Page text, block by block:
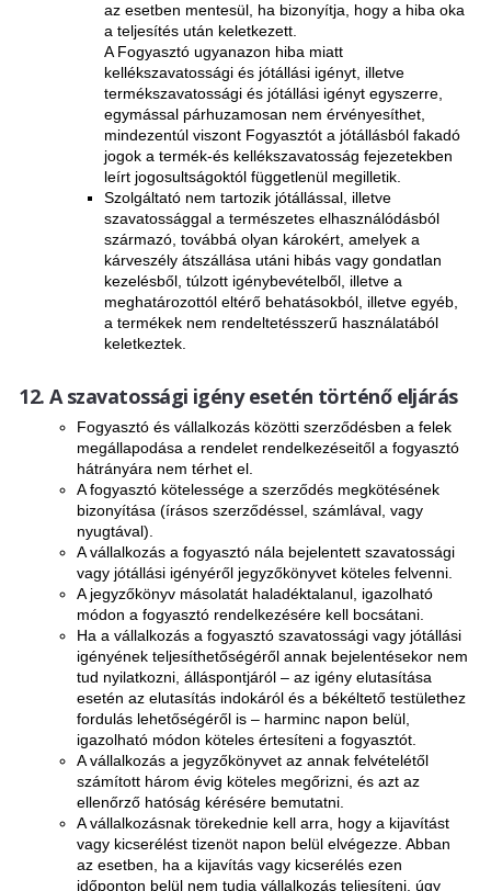
az esetben mentesül, ha bizonyítja, hogy a hiba oka
a teljesítés után keletkezett.
A Fogyasztó ugyanazon hiba miatt
kellékszavatossági és jótállási igényt, illetve
termékszavatossági és jótállási igényt egyszerre,
egymással párhuzamosan nem érvényesíthet,
mindezentúl viszont Fogyasztót a jótállásból fakadó
jogok a termék-és kellékszavatosság fejezetekben
leírt jogosultságoktól függetlenül megilletik.
Szolgáltató nem tartozik jótállással, illetve
szavatossággal a természetes elhasználódásból
származó, továbbá olyan károkért, amelyek a
kárveszély átszállása utáni hibás vagy gondatlan
kezelésből, túlzott igénybevételből, illetve a
meghatározottól eltérő behatásokból, illetve egyéb,
a termékek nem rendeltetésszerű használatából
keletkeztek.
A szavatossági igény esetén történő eljárás
Fogyasztó és vállalkozás közötti szerződésben a felek
megállapodása a rendelet rendelkezéseitől a fogyasztó
hátrányára nem térhet el.
A fogyasztó kötelessége a szerződés megkötésének
bizonyítása (írásos szerződéssel, számlával, vagy
nyugtával).
A vállalkozás a fogyasztó nála bejelentett szavatossági
vagy jótállási igényéről jegyzőkönyvet köteles felvenni.
A jegyzőkönyv másolatát haladéktalanul, igazolható
módon a fogyasztó rendelkezésére kell bocsátani.
Ha a vállalkozás a fogyasztó szavatossági vagy jótállási
igényének teljesíthetőségéről annak bejelentésekor nem
tud nyilatkozni, álláspontjáról – az igény elutasítása
esetén az elutasítás indokáról és a békéltető testülethez
fordulás lehetőségéről is – harminc napon belül,
igazolható módon köteles értesíteni a fogyasztót.
A vállalkozás a jegyzőkönyvet az annak felvételétől
számított három évig köteles megőrizni, és azt az
ellenőrző hatóság kérésére bemutatni.
A vállalkozásnak törekednie kell arra, hogy a kijavítást
vagy kicserélést tizenöt napon belül elvégezze. Abban
az esetben, ha a kijavítás vagy kicserélés ezen
időponton belül nem tudja vállalkozás teljesíteni, úgy